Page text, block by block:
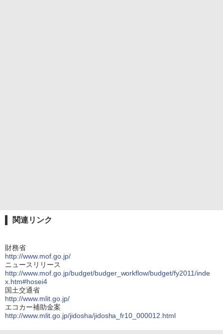
関連リンク
財務省
http://www.mof.go.jp/
ニュースリリース
http://www.mof.go.jp/budget/budger_workflow/budget/fy2011/inde
x.htm#hosei4
国土交通省
http://www.mlit.go.jp/
エコカー補助金案
http://www.mlit.go.jp/jidosha/jidosha_fr10_000012.html